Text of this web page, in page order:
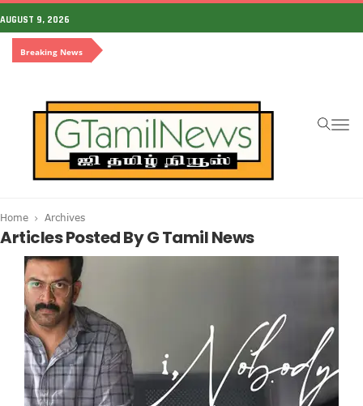
AUGUST 9, 2026
Breaking News
Home Archives
Articles Posted By G Tamil News